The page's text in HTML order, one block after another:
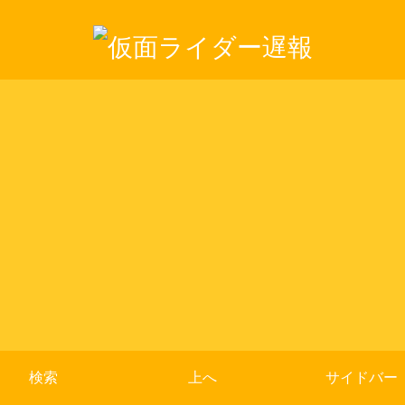
検索 上へ サイドバー